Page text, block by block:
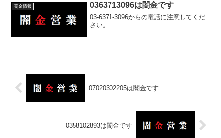
闇金情報 0363713096は闇金です
03-6371-3096からの電話に注意してくだ
さい。
07020302205は闇金です
0358102893は闇金です